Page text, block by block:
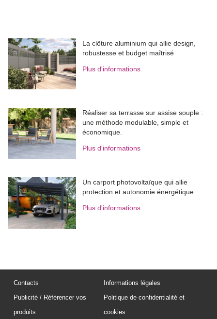
La clôture aluminium qui allie design,
robustesse et budget maîtrisé
Plus d'informations
Réaliser sa terrasse sur assise souple :
une méthode modulable, simple et
économique.
Plus d'informations
Un carport photovoltaïque qui allie
protection et autonomie énergétique
Plus d'informations
Contacts
Publicité / Référencer vos
produits
Informations légales
Politique de confidentialité et
cookies